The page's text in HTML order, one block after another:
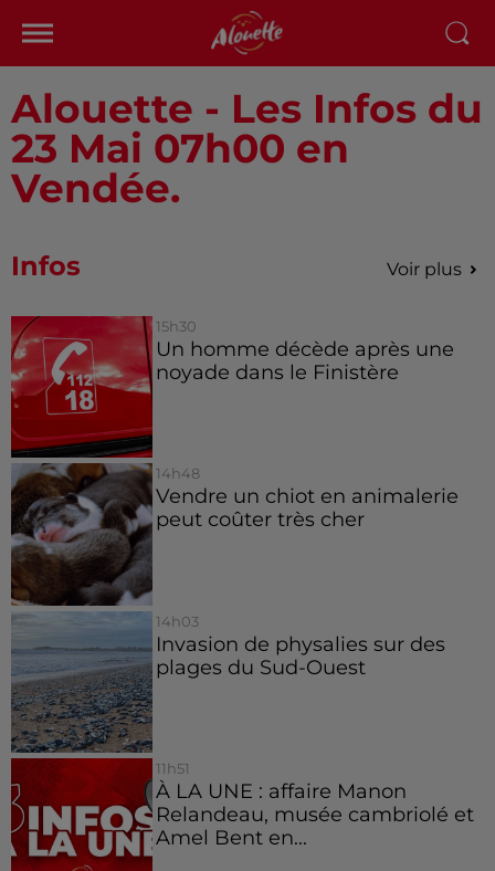
Alouette - Les Infos du
23 Mai 07h00 en
Vendée.
Infos Voir plus
15h30
Un homme décède après une
noyade dans le Finistère
14h48
Vendre un chiot en animalerie
peut coûter très cher
14h03
Invasion de physalies sur des
plages du Sud-Ouest
11h51
À LA UNE : affaire Manon
Relandeau, musée cambriolé et
Amel Bent en...